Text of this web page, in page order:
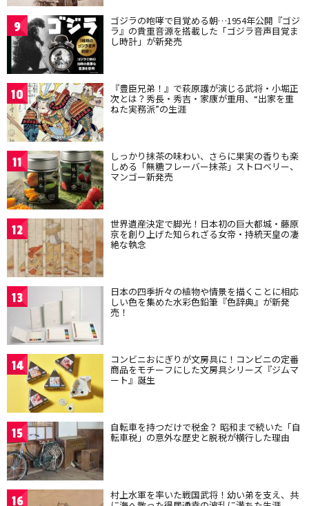
9 ゴジラの咆哮で目覚める朝…1954年公開『ゴジ
ラ』の貴重音源を搭載した「ゴジラ音声目覚ま
し時計」が新発売
10 『豊臣兄弟！』で萩原護が演じる武将・小堀正
次とは？秀長・秀吉・家康が重用、“出家を重
ねた実務派”の生涯
11 しっかり抹茶の味わい、さらに果実の香りも楽
しめる「無糖フレーバー抹茶」ストロベリー、
マンゴー新発売
12 世界遺産決定で脚光！日本初の巨大都城・藤原
京を創り上げた知られざる女帝・持統天皇の凄
絶な執念
13 日本の四季折々の植物や情景を描くことに相応
しい色を集めた水彩色鉛筆『色辞典』が新発
売！
14 コンビニおにぎりが文房具に！コンビニの定番
商品をモチーフにした文房具シリーズ『ジムマ
ート』誕生
15 自転車を持つだけで税金？ 昭和まで続いた「自
転車税」の意外な歴史と脱税が横行した理由
16 村上水軍を率いた戦国武将！幼い弟を支え、共